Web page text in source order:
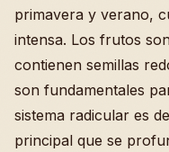
primavera y verano,
intensa. Los frutos
contienen semillas
son fundamentales
sistema radicular es
principal que se